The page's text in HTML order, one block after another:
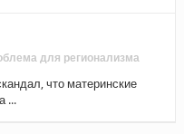
для регионализма
что материнские
...